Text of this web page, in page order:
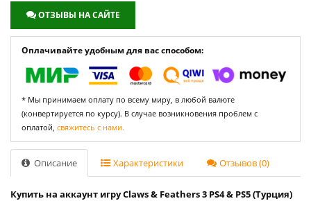
ОТЗЫВЫ НА САЙТЕ
Оплачивайте удобным для вас способом:
* Мы принимаем оплату по всему миру, в любой валюте
(конвертируется по курсу). В случае возникновения проблем с
оплатой, свяжитесь с нами.
Описание Характеристики Отзывов (0)
Купить на аккаунт игру Claws & Feathers 3 PS4 & PS5 (Турция)